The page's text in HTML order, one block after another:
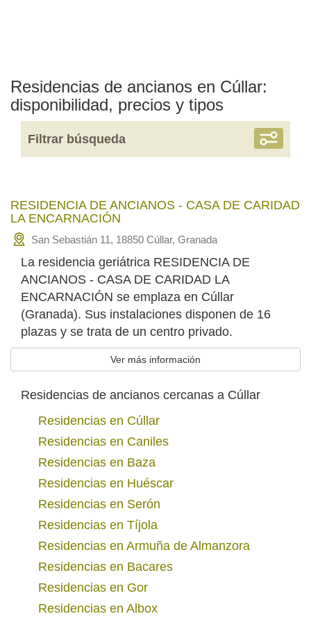
Residencias de ancianos en Cúllar:
disponibilidad, precios y tipos
Filtrar búsqueda
RESIDENCIA DE ANCIANOS - CASA DE CARIDAD
LA ENCARNACIÓN
San Sebastián 11, 18850 Cúllar, Granada
La residencia geriátrica RESIDENCIA DE
ANCIANOS - CASA DE CARIDAD LA
ENCARNACIÓN se emplaza en Cúllar
(Granada). Sus instalaciones disponen de 16
plazas y se trata de un centro privado.
Ver más información
Residencias de ancianos cercanas a Cúllar
Residencias en Cúllar
Residencias en Caniles
Residencias en Baza
Residencias en Huéscar
Residencias en Serón
Residencias en Tíjola
Residencias en Armuña de Almanzora
Residencias en Bacares
Residencias en Gor
Residencias en Albox